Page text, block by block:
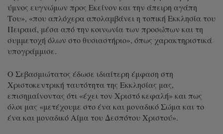
ύμνος ευγνώμων προς Εκείνον και την άπειρη αγάπη
Του», «που απλόχερα απολαμβάνει η τοπική Εκκλησία του
Πειραιά, μέσα από την κοινωνία των προσώπων και τη
συμμετοχή όλων στο θυσιαστήριο», όπως χαρακτηριστικά
υπογράμμισε.
Ο Σεβασμιώτατος έδωσε ιδιαίτερη έμφαση στη
Χριστοκεντρική ταυτότητα της Εκκλησίας μας,
επισημαίνοντας ότι «έχει τον Χριστό κεφαλή» και πως
όλοι μας «μετέχουμε στο ένα και μοναδικό Σώμα και το
ένα και μοναδικό Αίμα του Δεσπότου Χριστού».